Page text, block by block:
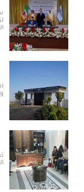
لتنفيذ
الشمسية
افتتاح مطار
ومشاريع
تعاون تنموي
الهولندية